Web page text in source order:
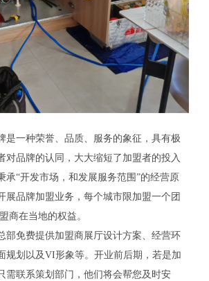
一种荣誉、品质、服务的象征，具有极
对品牌的认同，大大缩短了加盟者的投入
承“开发市场，和发展服务范围”的经营原
展品牌加盟业务，每个城市限加盟一个团
商在当地的权益。
免费提供加盟商展厅设计方案、经营环
规划以及VI形象等。开业前后期，若是加
需联系策划部门，他们将会帮您及时安